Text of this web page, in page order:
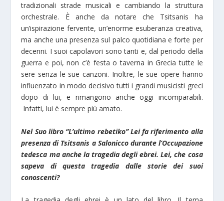
tradizionali strade musicali e cambiando la struttura
orchestrale. È anche da notare che Tsitsanis ha
un’ispirazione fervente, un’enorme esuberanza creativa,
ma anche una presenza sul palco quotidiana e forte per
decenni. I suoi capolavori sono tanti e, dal periodo della
guerra e poi, non c’è festa o taverna in Grecia tutte le
sere senza le sue canzoni. Inoltre, le sue opere hanno
influenzato in modo decisivo tutti i grandi musicisti greci
dopo di lui, e rimangono anche oggi incomparabili.
Infatti, lui è sempre più amato.
Nel Suo libro “L’ultimo rebetiko’’ Lei fa riferimento alla
presenza di Tsitsanis a Salonicco durante l’Occupazione
tedesca ma anche la tragedia degli ebrei. Lei, che cosa
sapeva di questa tragedia dalle storie dei suoi
conoscenti?